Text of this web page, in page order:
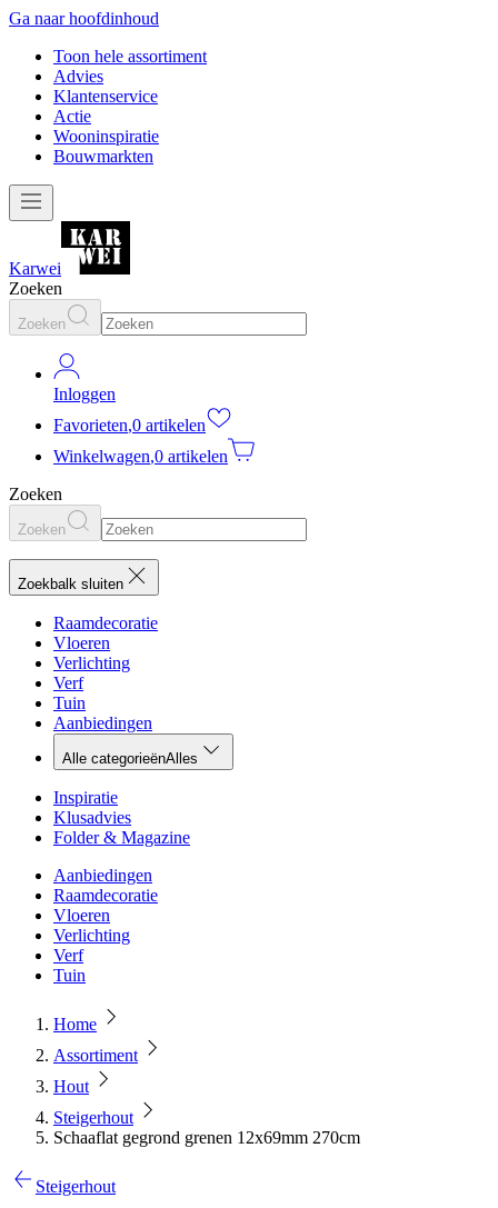
Ga naar hoofdinhoud
Toon hele assortiment
Advies
Klantenservice
Actie
Wooninspiratie
Bouwmarkten
Karwei
Zoeken
Zoeken
Inloggen
Favorieten,0 artikelen
Winkelwagen,0 artikelen
Zoeken
Zoeken
Zoekbalk sluiten
Raamdecoratie
Vloeren
Verlichting
Verf
Tuin
Aanbiedingen
Alle categorieënAlles
Inspiratie
Klusadvies
Folder & Magazine
Aanbiedingen
Raamdecoratie
Vloeren
Verlichting
Verf
Tuin
Home
Assortiment
Hout
Steigerhout
Schaaflat gegrond grenen 12x69mm 270cm
Steigerhout